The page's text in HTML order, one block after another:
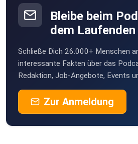
Bleibe beim
dem Laufenden
Schließe Dich 26.000+ Menschen
interessante Fakten über das
Redaktion, Job-Angebote, Events
Zur Anmeldung